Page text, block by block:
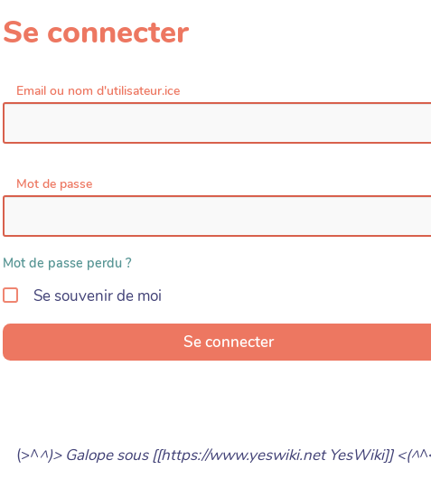
Se connecter
Email ou nom d'utilisateur.ice
Mot de passe
Mot de passe perdu ?
Se souvenir de moi
Se connecter
(>^^)> Galope sous [[https://www.yeswiki.net YesWiki]] <(^